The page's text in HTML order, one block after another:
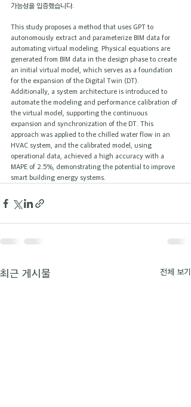
가능성을 입증했습니다.
This study proposes a method that uses GPT to
autonomously extract and parameterize BIM data for
automating virtual modeling. Physical equations are
generated from BIM data in the design phase to create
an initial virtual model, which serves as a foundation
for the expansion of the Digital Twin (DT).
Additionally, a system architecture is introduced to
automate the modeling and performance calibration of
the virtual model, supporting the continuous
expansion and synchronization of the DT. This
approach was applied to the chilled water flow in an
HVAC system, and the calibrated model, using
operational data, achieved a high accuracy with a
MAPE of 2.5%, demonstrating the potential to improve
smart building energy systems.
최근 게시물 전체 보기